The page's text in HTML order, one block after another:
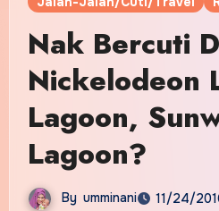
Nak Bercuti
Nickelodeon
Lagoon,
Lagoon?
By umminani
11/24/